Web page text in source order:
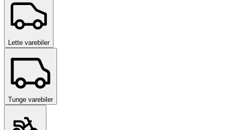
Lette varebiler
Tunge varebiler